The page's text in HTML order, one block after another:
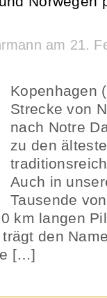
am 21.
Kopenhagen
Strecke von
nach Notre
zu den
Auch in
Tausende
km langen
den
[…]